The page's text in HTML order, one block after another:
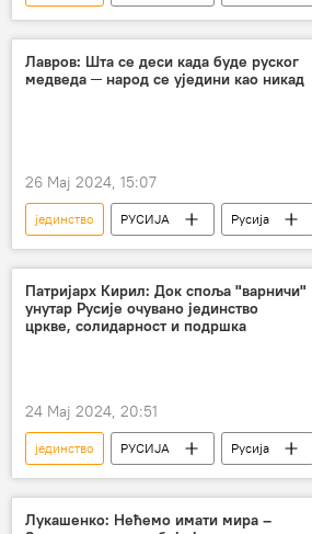
Дмитриј Медведев
Специјална војна операција у Украјини – вести
победа
Лавров: Шта се деси када буде руског
медведа ─ народ се уједини као никад
26 Мај 2024, 15:07
јединство РУСИЈА
Русија
Сергеј Лавров
Патријарх Кирил: Док споља "варничи"
унутар Русије очувано јединство
цркве, солидарност и подршка
24 Мај 2024, 20:51
јединство РУСИЈА
Русија
црква
Патријарх Кирил
Лукашенко: Нећемо имати мира –